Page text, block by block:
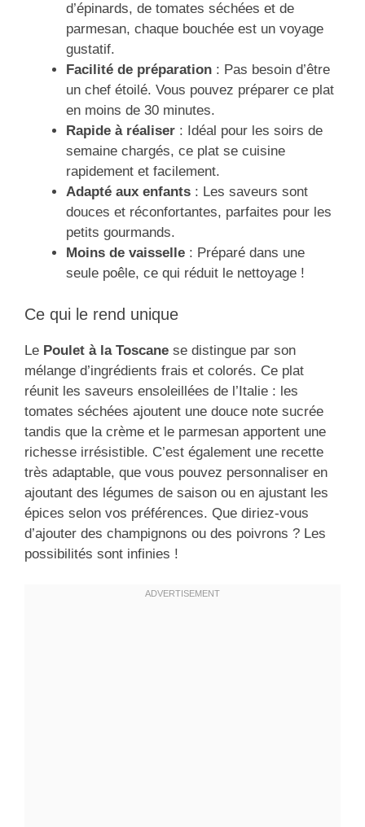
d’épinards, de tomates séchées et de
parmesan, chaque bouchée est un voyage
gustatif.
Facilité de préparation : Pas besoin d’être
un chef étoilé. Vous pouvez préparer ce plat
en moins de 30 minutes.
Rapide à réaliser : Idéal pour les soirs de
semaine chargés, ce plat se cuisine
rapidement et facilement.
Adapté aux enfants : Les saveurs sont
douces et réconfortantes, parfaites pour les
petits gourmands.
Moins de vaisselle : Préparé dans une
seule poêle, ce qui réduit le nettoyage !
Ce qui le rend unique
Le Poulet à la Toscane se distingue par son
mélange d’ingrédients frais et colorés. Ce plat
réunit les saveurs ensoleillées de l’Italie : les
tomates séchées ajoutent une douce note sucrée
tandis que la crème et le parmesan apportent une
richesse irrésistible. C’est également une recette
très adaptable, que vous pouvez personnaliser en
ajoutant des légumes de saison ou en ajustant les
épices selon vos préférences. Que diriez-vous
d’ajouter des champignons ou des poivrons ? Les
possibilités sont infinies !